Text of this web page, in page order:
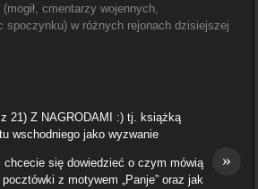
cmentarzy wojennych,
spoczynku) w różnych rejonach dzisiejszej
z 21) Z NAGRODAMI :) tj. książką
wschodniego jako wyzwanie
»
chcecie się dowiedzieć o czym mówią
z motywem „Panje” oraz jak